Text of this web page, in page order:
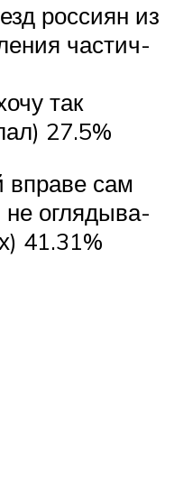
рос­си­ян из
частич­
так
27.5%
впра­ве сам
не огля­ды­ва­
41.31%